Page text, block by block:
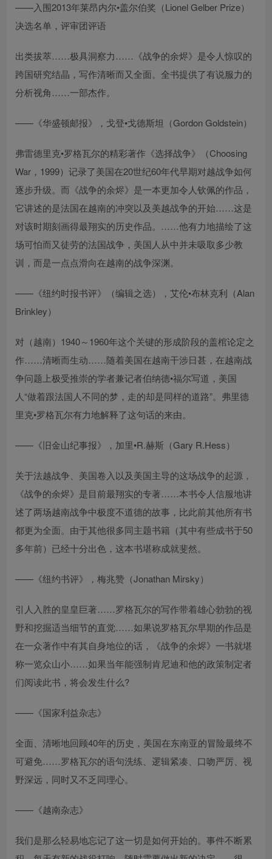
——入围2013年莱昂内尔•盖尔伯奖（Lionel Gelber Prize）
决选名单，评审团评语
出类拔萃……极具洞察力……《战争的余烬》是令人惊叹的
跨国研究结晶，写作清晰而又全面。全书提供了有说服力的
分析视角……一部杰作。
——《华盛顿邮报》，戈登•戈德斯坦（Gordon Goldstein）
弗雷德里克•罗格瓦尔的精彩著作《选择战争》（Choosing
War，1999）记录了美国在20世纪60年代早期对越战争如何
逐步升级。而《战争的余烬》是一本更加令人钦佩的作品，
它讲述的是法国在越南的冲突以及美越战争的开始……这是
对该时期刻画得最翔实的历史作品。……他有力地描绘了这
场可怕而又徒劳的法国战争，美国人从中并未吸取多少教
训，而是一点点滑向在越南的战争深渊。
——《纽约时报书评》（编辑之选），艾伦•布林克利（Alan
Brinkley）
对（越南）1940～1960年这个关键的形成阶段的盖棺论定之
作……清晰而生动……随着美国在越南干涉日甚，在越南战
争问题上极受推崇的学者兼记者伯纳德•福尔写道，美国
人“做着跟法国人不同的梦，走的却是同样的道路”。弗里德
里克•罗格瓦尔有力地解释了这句话的来由。
——《旧金山纪事报》，加里•R.赫斯（Gary R.Hess）
关于法越战争、美国卷入以及美国主导的这场战争的起源，
《战争的余烬》是目前最翔实的专著……本书令人信服地讲
述了两场越南战争中极度不道德的故事，比此前其他所有书
都更为全面。由于其他很多同主题书籍（其中有些成书于50
多年前）已经十分出色，这本书堪称成就斐然。
——《纽约书评》，梅兆赞（Jonathan Mirsky）
引人入胜的皇皇巨著……罗格瓦尔的写作带着雄心勃勃的视
野和挖掘适当细节的直觉……如果说罗格瓦尔早期的作品是
在一众著作中有其自身地位的话，《战争的余烬》一书就堪
称一览众山小……如果当年能强制肯尼迪和他的政策制定者
们阅读此书，将会发生什么?
——《国家利益杂志》
全面、清晰地回顾40年的历史，美国在东南亚的冒险最终不
可避免……罗格瓦尔的语句洗练、逻辑紧凑、口吻严厉、视
野深远，同时又不乏同理心。
——《越南杂志》
我们是那么轻易地忘记了这一切是如何开始的。事件不断累